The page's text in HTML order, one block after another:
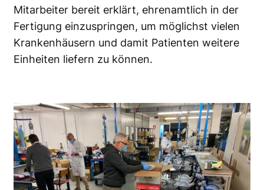
Mitarbeiter bereit erklärt, ehrenamtlich in der
Fertigung einzuspringen, um möglichst vielen
Krankenhäusern und damit Patienten weitere
Einheiten liefern zu können.